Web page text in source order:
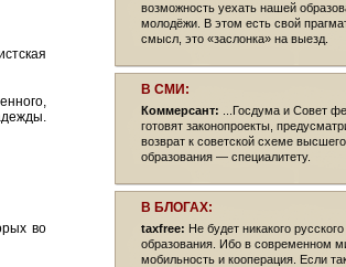
во
возможность уехать нашей
молодёжи. В этом есть свой
смысл, это «заслонка» на выезд.
В СМИ:
Коммерсант: ...Госдума и Совет
готовят законопроекты,
возврат к советской схеме высшего
образования — специалитету.
В БЛОГАХ:
taxfree: Не будет никакого русского
образования. Ибо в современном
мобильность и кооперация. Если